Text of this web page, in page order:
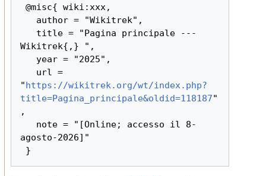
@misc{ wiki:xxx,
Wikitrek{,} ",
"https://wikitrek.org/wt/index.php?
title=Pagina_principale&oldid=118187"
,
agosto-2026]"